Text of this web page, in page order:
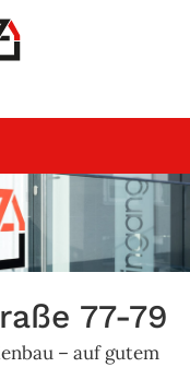
eine E-Mail
uns anfacebook-Seite
77-79
– auf gutem